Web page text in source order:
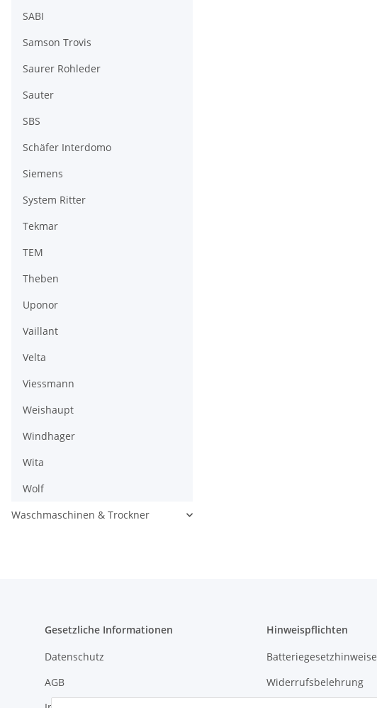
SABI
Samson Trovis
Saurer Rohleder
Sauter
SBS
Schäfer Interdomo
Siemens
System Ritter
Tekmar
TEM
Theben
Uponor
Vaillant
Velta
Viessmann
Weishaupt
Windhager
Wita
Wolf
Waschmaschinen & Trockner
Gesetzliche Informationen
Datenschutz
AGB
Hinweispflichten
Batteriegesetzhinweise
Widerrufsbelehrung